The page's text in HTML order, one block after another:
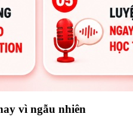
vì ngẫu nhiên